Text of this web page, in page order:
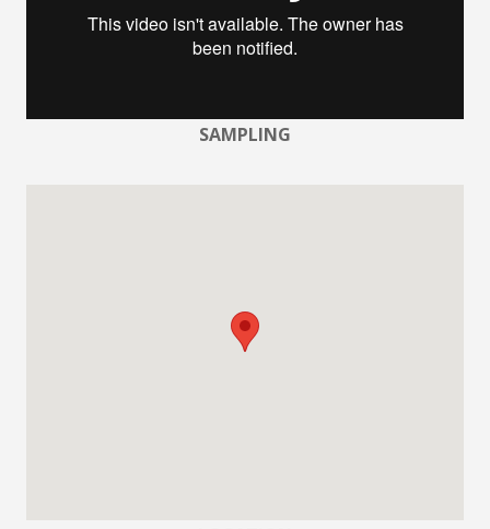
SAMPLING